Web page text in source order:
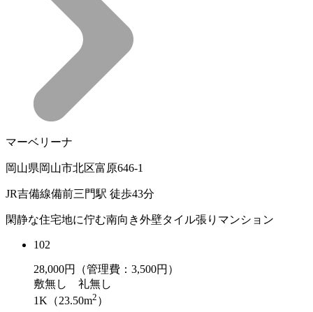
マーベリーナ
岡山県岡山市北区富原646-1
JR吉備線備前三門駅 徒歩43分
閑静な住宅地に佇む南向き外壁タイル張りマンション
102
28,000円（管理費：3,500円）
敷無し 礼無し
1K（23.50m2 ）